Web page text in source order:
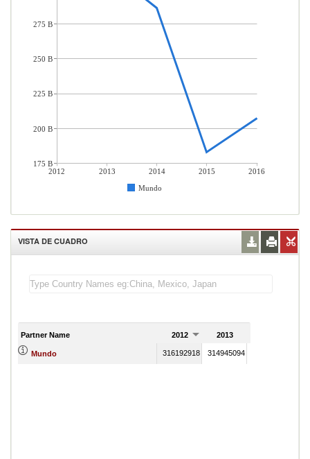
2012 2013 2014 2015
2016
Mundo
275 B
250 B
225 B
200 B
175 B
VISTA DE CUADRO
Partner Name 2012 2013
Mundo 316192918 314945094